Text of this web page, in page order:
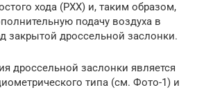
хода (РХХ) и, таким образом,
подачу воздуха в
закрытой дроссельной заслонки.
дроссельной заслонки является
типа (см. Фото-1) и